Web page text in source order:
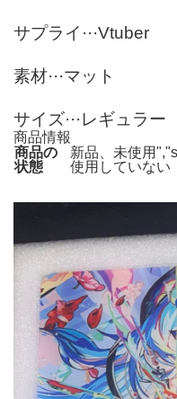
サプライ···Vtuber
素材···マット
サイズ···レギュラー
商品情報
商品の
状態
新品、未使用
使用していない